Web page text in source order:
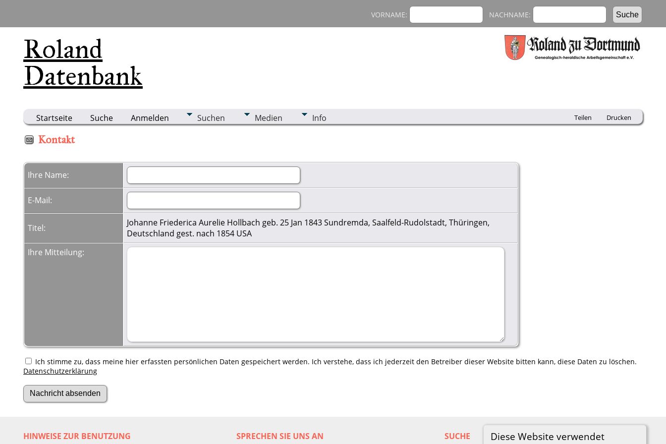
Roland
Datenbank
VORNAME: NACHNAME:
Startseite Suche Anmelden Suchen Medien Info Teilen Drucken
Diese Website verwendet
Kontakt
Ihre Name:
E-Mail:
Titel:
Johanne Friederica Aurelie Hollbach geb. 25 Jan 1843 Sundremda, Saalfeld-Rudolstadt, Thüringen,
Deutschland gest. nach 1854 USA
Ihre Mitteilung:
Ich stimme zu, dass meine hier erfassten persönlichen Daten gespeichert werden. Ich verstehe, dass ich jederzeit den Betreiber dieser Website bitten kann, diese Daten zu löschen.
Datenschutzerklärung
HINWEISE ZUR BENUTZUNG SPRECHEN SIE UNS AN SUCHE